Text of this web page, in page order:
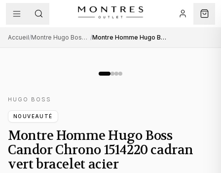
Accueil/ Montre Hugo Boss homme / Montre Homme Hugo Boss Candor Chrono 1514220 cadran vert bracelet acier
HUGO BOSS
NOUVEAUTÉ
Montre Homme Hugo Boss
Candor Chrono 1514220 cadran
vert bracelet acier